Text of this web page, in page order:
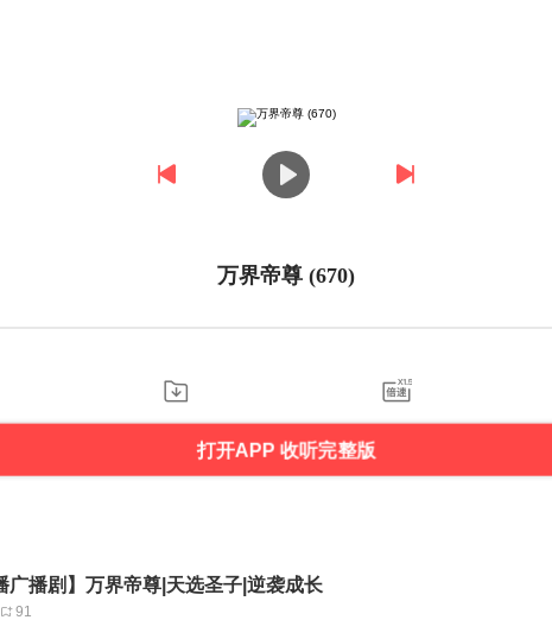
万界帝尊 (670)
打开APP 收听完整版
广播剧】万界帝尊|天选圣子|逆袭成长
91